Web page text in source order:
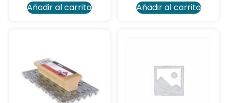
Añadir al carrito
Añadir al carrito